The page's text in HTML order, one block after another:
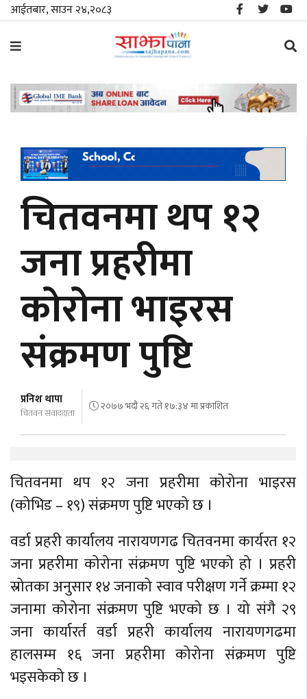
आईतबार, साउन २४,२०८३
समाचार
स्थानीय
राजनीति
जीवनशैली
मनोरञ्जन/
साहित्य
अर्थ
अन्तरवार्ता
बहस
चितवनमा थप १२
जना प्रहरीमा
कोरोना भाइरस
संक्रमण पुष्टि
प्रनिश थापा
चितवन संवाददाता २०७७ भदौ २६ गते १७:३४ मा प्रकाशित
चितवनमा थप १२ जना प्रहरीमा कोरोना भाइरस
(कोभिड – १९) संक्रमण पुष्टि भएको छ ।
वर्डा प्रहरी कार्यालय नारायणगढ चितवनमा कार्यरत १२
जना प्रहरीमा कोरोना संक्रमण पुष्टि भएको हो । प्रहरी
स्रोतका अनुसार १४ जनाको स्वाव परीक्षण गर्ने क्रम्मा १२
जनामा कोरोना संक्रमण पुष्टि भएको छ । यो संगै २९
जना कार्यारर्त वर्डा प्रहरी कार्यालय नारायणगढमा
हालसम्म १६ जना प्रहरीमा कोरोना संक्रमण पुष्टि
भइसकेको छ ।